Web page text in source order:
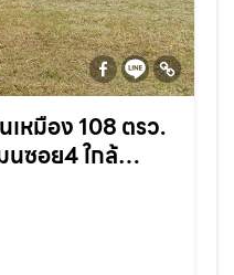
หมือง 108 ตรว.
นซอย4 ใกล้